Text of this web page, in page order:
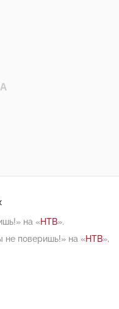
на «НТВ».
не поверишь!» на «НТВ»,